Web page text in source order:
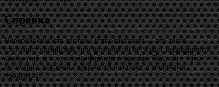
Справка
Непереносимость лактозы (гиполактазия) — это такое
состояние организма, при котором он не может переваривать
лактозу из-за отсутствия фермента лактазы. Лактоза — это
дисахарид, который содержится в молоке и молочных
продуктах.